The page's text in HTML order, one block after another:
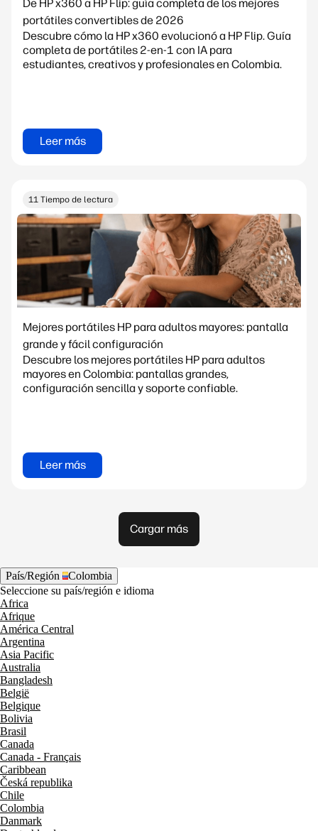
De HP x360 a HP Flip: guía completa de los mejores
portátiles convertibles de 2026
Descubre cómo la HP x360 evolucionó a HP Flip. Guía
completa de portátiles 2-en-1 con IA para
estudiantes, creativos y profesionales en Colombia.
Leer más
11 Tiempo de lectura
Mejores portátiles HP para adultos mayores: pantalla
grande y fácil configuración
Descubre los mejores portátiles HP para adultos
mayores en Colombia: pantallas grandes,
configuración sencilla y soporte confiable.
Leer más
Cargar más
País/Región
Colombia
Seleccione su país/región e idioma
Africa
Afrique
América Central
Argentina
Asia Pacific
Australia
Bangladesh
België
Belgique
Bolivia
Brasil
Canada
Canada - Français
Caribbean
Česká republika
Chile
Colombia
Danmark